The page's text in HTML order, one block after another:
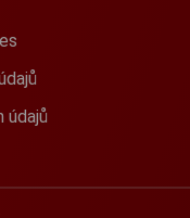
údajů